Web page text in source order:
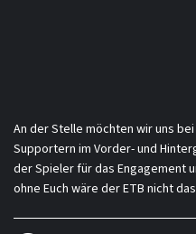
An der Stelle möchten wir uns
Supportern im Vorder- und
der Spieler für das Engagement
ohne Euch wäre der ETB nicht